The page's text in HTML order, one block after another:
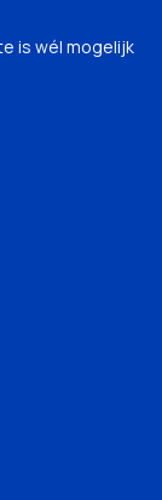
is wél mogelijk